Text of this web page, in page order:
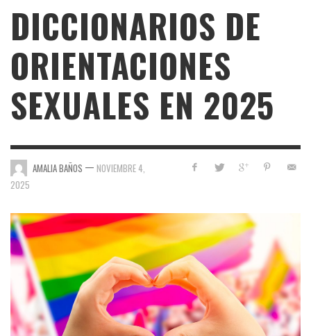
DICCIONARIOS DE
ORIENTACIONES
SEXUALES EN 2025
AMALIA BAÑOS — NOVIEMBRE 4,
2025